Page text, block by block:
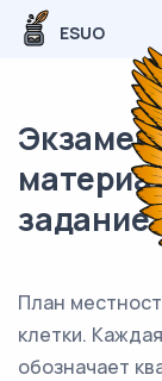
ESUO
задание
План
клетки.
обозначает